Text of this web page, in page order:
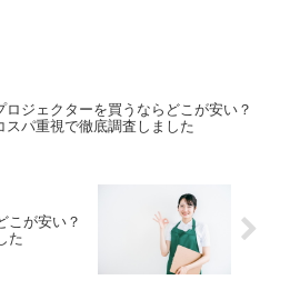
ロジェクターを買うならどこが安い？
スパ重視で徹底調査しました
こが安い？
た